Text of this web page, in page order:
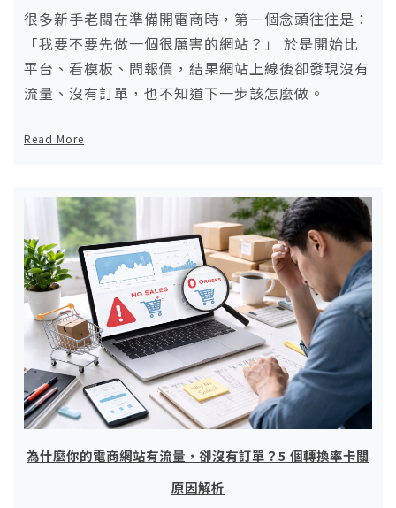
很多新手老闆在準備開電商時，第一個念頭往往是：
「我要不要先做一個很厲害的網站？」 於是開始比
平台、看模板、問報價，結果網站上線後卻發現沒有
流量、沒有訂單，也不知道下一步該怎麼做。
Read More
為什麼你的電商網站有流量，卻沒有訂單？5 個轉換率卡關
原因解析